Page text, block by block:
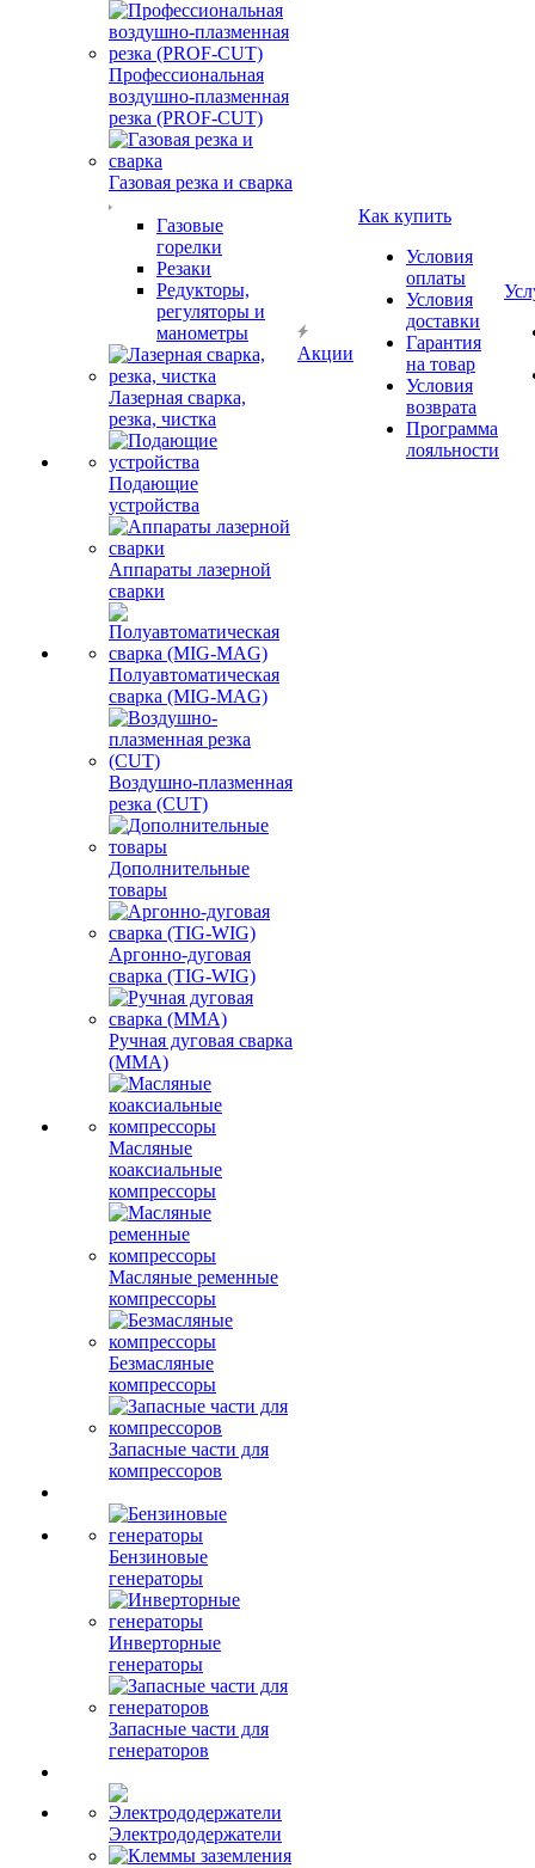
Профессиональная
воздушно-плазменная
резка (PROF-CUT)
Газовая резка и сварка
Газовые
горелки
Резаки
Редукторы,
регуляторы и
манометры
Лазерная сварка,
резка, чистка
Подающие
устройства
Аппараты лазерной
сварки
Полуавтоматическая
сварка (MIG-MAG)
Воздушно-плазменная
резка (CUT)
Дополнительные
товары
Аргонно-дуговая
сварка (TIG-WIG)
Ручная дуговая сварка
(MMA)
Масляные
коаксиальные
компрессоры
Масляные ременные
компрессоры
Безмасляные
компрессоры
Запасные части для
компрессоров
Бензиновые
генераторы
Инверторные
генераторы
Запасные части для
генераторов
Электрододержатели
Акции
Как купить
Условия
оплаты
Условия
доставки
Гарантия
на товар
Условия
возврата
Программа
лояльности